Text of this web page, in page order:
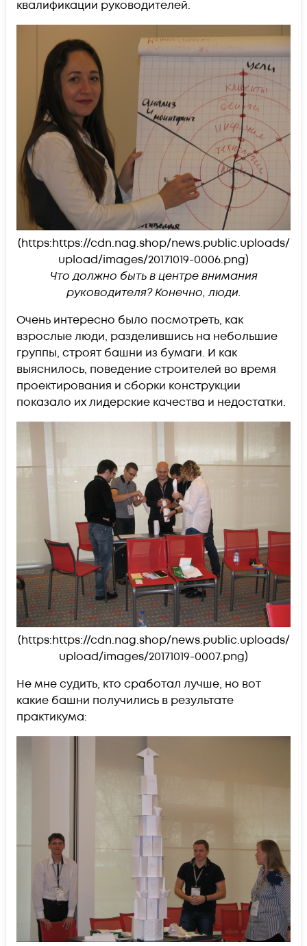
квалификации руководителей.
(https:https://cdn.nag.shop/news.public.uploads/
upload/images/20171019-0006.png)
Что должно быть в центре внимания
руководителя? Конечно, люди.
Очень интересно было посмотреть, как
взрослые люди, разделившись на небольшие
группы, строят башни из бумаги. И как
выяснилось, поведение строителей во время
проектирования и сборки конструкции
показало их лидерские качества и недостатки.
(https:https://cdn.nag.shop/news.public.uploads/
upload/images/20171019-0007.png)
Не мне судить, кто сработал лучше, но вот
какие башни получились в результате
практикума: